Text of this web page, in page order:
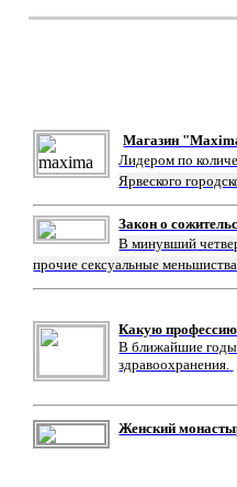
Магазин
Лидером по
Ярвеского
Закон о
В минувший
прочие сексуальные меньшиства
Какую
В ближайшие годы
здравоохранения.
Женский